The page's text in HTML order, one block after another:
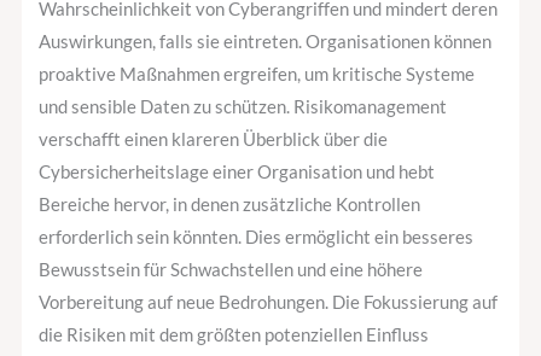
Wahrscheinlichkeit von Cyberangriffen und mindert deren
Auswirkungen, falls sie eintreten. Organisationen können
proaktive Maßnahmen ergreifen, um kritische Systeme
und sensible Daten zu schützen. Risikomanagement
verschafft einen klareren Überblick über die
Cybersicherheitslage einer Organisation und hebt
Bereiche hervor, in denen zusätzliche Kontrollen
erforderlich sein könnten. Dies ermöglicht ein besseres
Bewusstsein für Schwachstellen und eine höhere
Vorbereitung auf neue Bedrohungen. Die Fokussierung auf
die Risiken mit dem größten potenziellen Einfluss